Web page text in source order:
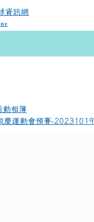
球資訊網
動相簿
慶運動會預賽-20231019